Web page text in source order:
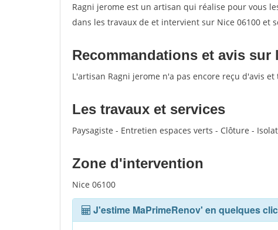
Ragni jerome est un artisan qui réalise pour vous
dans les travaux de et intervient sur Nice 06100 et
Recommandations et avis
L'artisan Ragni jerome n'a pas encore reçu d'avis et
Les travaux et services
Paysagiste - Entretien espaces verts - Clôture -
Zone d'intervention
Nice 06100